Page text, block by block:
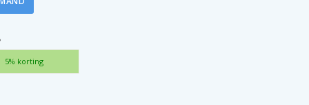
5% korting